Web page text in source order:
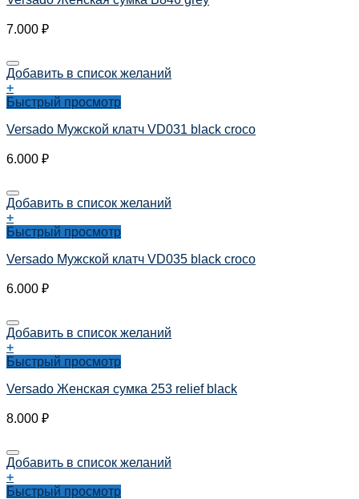
7.000 ₽
Добавить в список желаний
+
Быстрый просмотр
Versado Мужской клатч VD031 black croco
6.000 ₽
Добавить в список желаний
+
Быстрый просмотр
Versado Мужской клатч VD035 black croco
6.000 ₽
Добавить в список желаний
+
Быстрый просмотр
Versado Женская сумка 253 relief black
8.000 ₽
Добавить в список желаний
+
Быстрый просмотр